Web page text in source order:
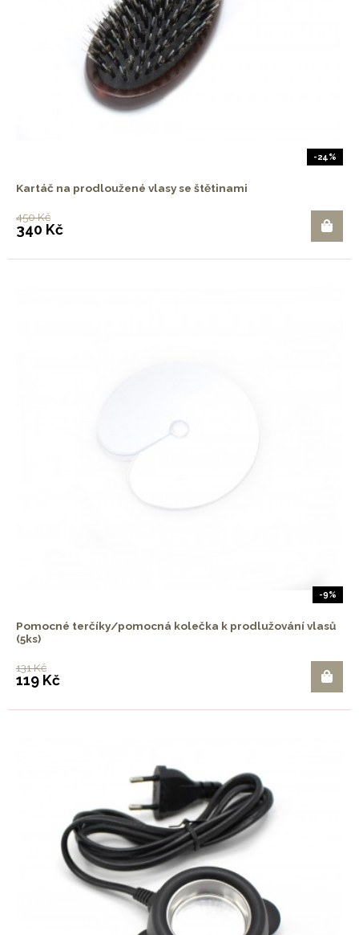
-24%
Kartáč na prodloužené vlasy se štětinami
450 Kč
340 Kč
-9%
Pomocné terčíky/pomocná kolečka k prodlužování vlasů
(5ks)
131 Kč
119 Kč